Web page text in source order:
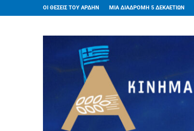
ΟΙ ΘΕΣΕΙΣ ΤΟΥ ΑΡΔΗΝ ΜΙΑ ΔΙΑΔΡΟΜΗ 5 ΔΕΚΑΕΤΙΩΝ